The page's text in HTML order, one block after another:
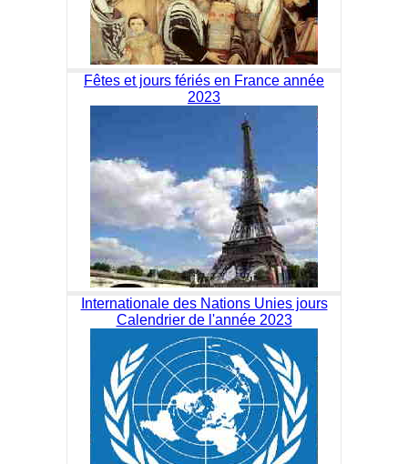
Fêtes et jours fériés en France année
2023
Internationale des Nations Unies jours
Calendrier de l'année 2023